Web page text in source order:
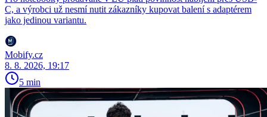
C, a výrobci už nesmí nutit zákazníky kupovat balení s adaptérem
jako jedinou variantu.
Mobify.cz
8. 8. 2026, 19:17
5 min